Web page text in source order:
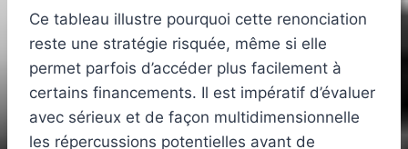
Ce tableau illustre pourquoi cette renonciation
reste une stratégie risquée, même si elle
permet parfois d’accéder plus facilement à
certains financements. Il est impératif d’évaluer
avec sérieux et de façon multidimensionnelle
les répercussions potentielles avant de